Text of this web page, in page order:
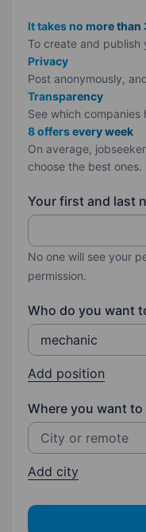
It takes no more than
To create and publish
Privacy
Post anonymously,
Transparency
See which companies
8 offers every week
On average,
choose the best ones.
Your first and last
No one will see your
permission.
Who do you want
Add position
Where you want to
Add city